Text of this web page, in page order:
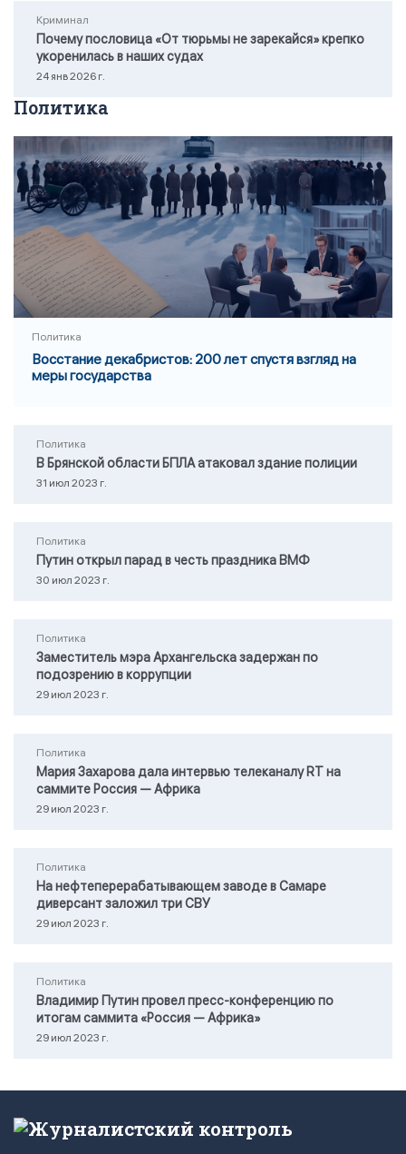
Криминал
Почему пословица «От тюрьмы не зарекайся» крепко
укоренилась в наших судах
24 янв 2026 г.
Политика
Политика
Восстание декабристов: 200 лет спустя взгляд на
меры государства
Политика
В Брянской области БПЛА атаковал здание полиции
31 июл 2023 г.
Политика
Путин открыл парад в честь праздника ВМФ
30 июл 2023 г.
Политика
Заместитель мэра Архангельска задержан по
подозрению в коррупции
29 июл 2023 г.
Политика
Мария Захарова дала интервью телеканалу RТ на
саммите Россия — Африка
29 июл 2023 г.
Политика
На нефтеперерабатывающем заводе в Самаре
диверсант заложил три СВУ
29 июл 2023 г.
Политика
Владимир Путин провел пресс-конференцию по
итогам саммита «Россия — Африка»
29 июл 2023 г.
Журналистский контроль